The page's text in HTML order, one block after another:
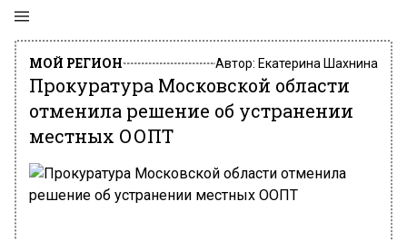
МОЙ РЕГИОН Автор: Екатерина Шахнина
Прокуратура Московской области
отменила решение об устранении
местных ООПТ